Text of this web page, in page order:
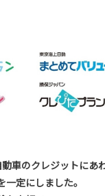
車のクレジットにあ
定にしました。